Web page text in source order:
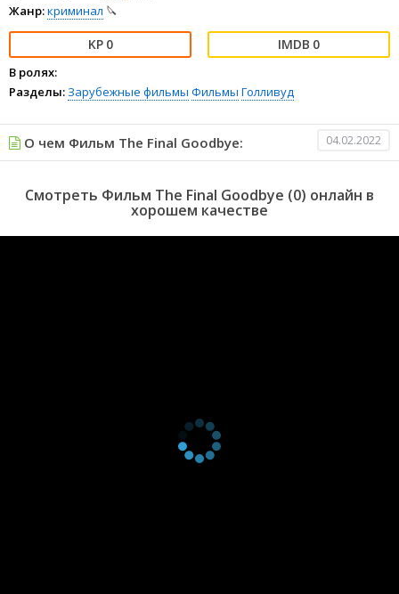
Жанр:криминал 🔪
0 0
В ролях:
Разделы: Зарубежные фильмы Фильмы Голливуд
О чем Фильм The Final Goodbye: 04.02.2022
Смотреть Фильм The Final Goodbye (0) онлайн в
хорошем качестве